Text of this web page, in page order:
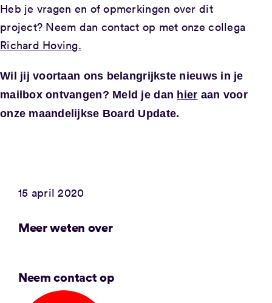
Heb je vragen en of opmerkingen over dit
project? Neem dan contact op met onze collega
Richard Hoving.
Wil jij voortaan ons belangrijkste nieuws in je
mailbox ontvangen? Meld je dan hier aan voor
onze maandelijkse Board Update.
15 april 2020
Meer weten over
Neem contact op